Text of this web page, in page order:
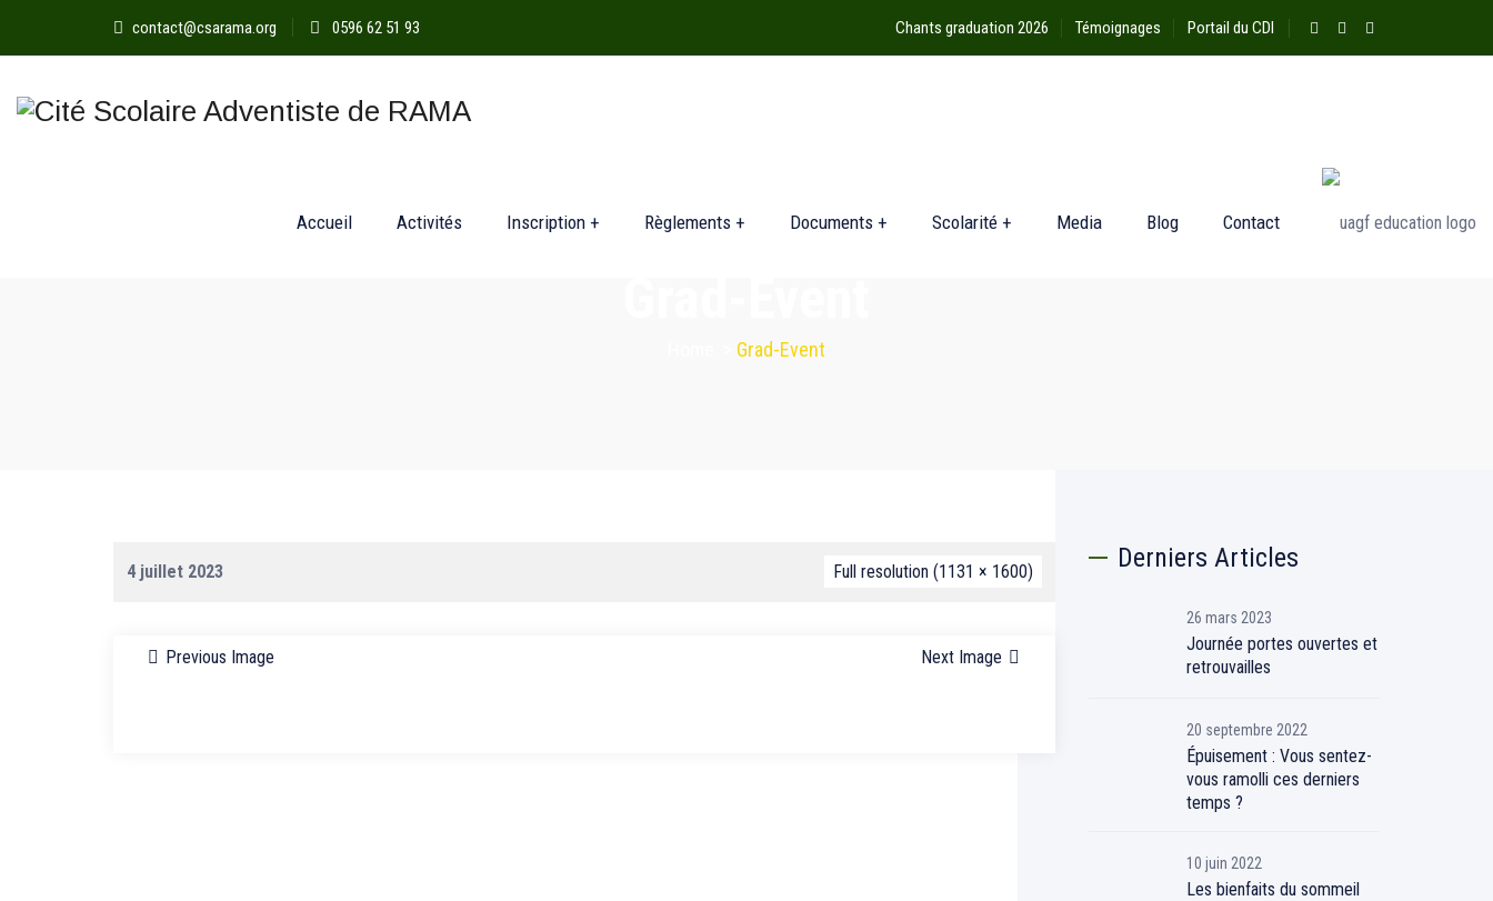
contact@csarama.org 0596 62 51 93 Chants graduation 2026 Témoignages Portail du CDI
Accueil Activités Inscription + Règlements + Documents + Scolarité + Media Blog Contact
Grad-Event
4 juillet 2023 Full resolution (1131 × 1600)
Previous Image Next Image
Derniers Articles
26 mars 2023
Journée portes ouvertes et
retrouvailles
20 septembre 2022
Épuisement : Vous sentez-
vous ramolli ces derniers
temps ?
10 juin 2022
Les bienfaits du sommeil